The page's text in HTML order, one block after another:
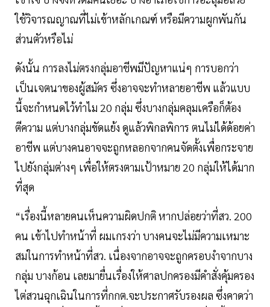
ใช้วิจารณญาณที่ไม่เข้าหลักเกณฑ์ หรือมีความผูกพันกัน
ส่วนตัวหรือไม่
ดังนั้น การลงไม่ตรงกลุ่มอาชีพมีปัญหาแน่ๆ การบอกว่า
เป็นเจตนาของผู้สมัคร ซึ่งอาจจะทำหลายอาชีพ แล้วแบบ
นี้จะกำหนดไว้ทำไม 20 กลุ่ม ซึ่งบางกลุ่มคลุมเครือก็ต้อง
ตีความ แต่บางกลุ่มขัดแย้ง ดูแล้วพิกลพิการ ตนไม่ได้ด้อยค่า
อาชีพ แต่บางคนอาจจะถูกหลอกจากคนจัดตั้งเพื่อกระจาย
ไปยังกลุ่มต่างๆ เพื่อให้ตรงตามเป้าหมาย 20 กลุ่มให้ได้มาก
ที่สุด
“เรื่องนี้หลายคนเห็นความผิดปกติ หากปล่อยว่าที่สว. 200
คน เข้าไปทำหน้าที่ ผมเกรงว่า บางคนจะไม่มีความเหมาะ
สมในการทำหน้าที่สว. เนื่องจากอาจจะถูกครอบงำจากบาง
กลุ่ม บางก้อน เลยมายื่นเรื่องให้ศาลปกครองมีคำสั่งคุ้มครอง
ไต่สวนฉุกเฉินในการที่กกต.จะประกาศรับรองผล ซึ่งคาดว่า